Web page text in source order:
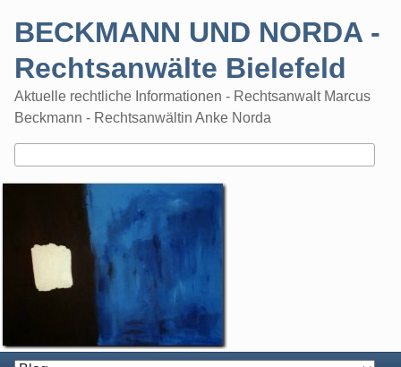
BECKMANN UND NORDA -
Rechtsanwälte Bielefeld
Aktuelle rechtliche Informationen - Rechtsanwalt Marcus
Beckmann - Rechtsanwältin Anke Norda